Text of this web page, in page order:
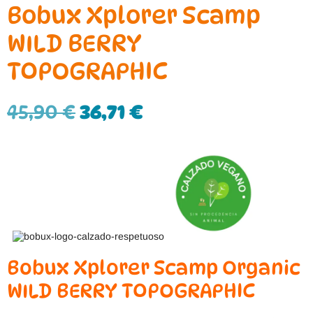
Bobux Xplorer Scamp
WILD BERRY
TOPOGRAPHIC
45,90€36,71€
Bobux Xplorer Scamp Organic
WILD BERRY TOPOGRAPHIC